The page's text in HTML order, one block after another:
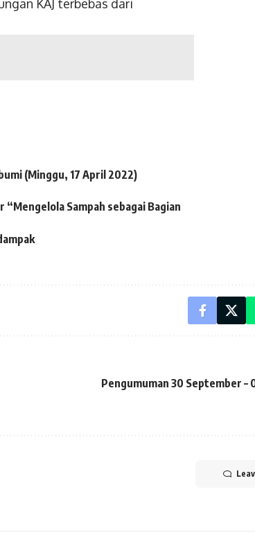
KAJ terbebas dari
(Minggu, 17 April 2022)
Sampah sebagai Bagian
Pengumuman 30 September –